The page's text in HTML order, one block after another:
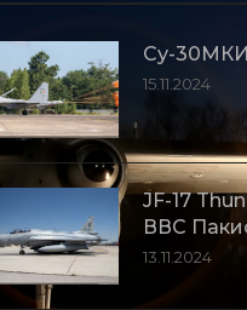
Су-
15.11.2024
JF-17
ВВС
13.11.2024